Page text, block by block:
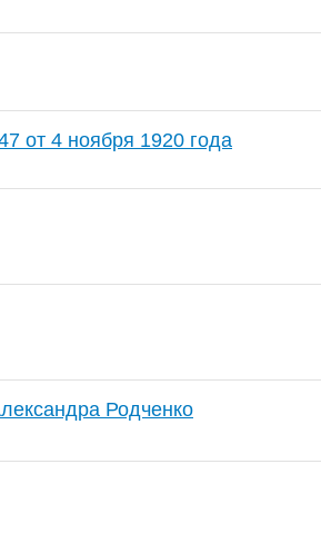
от 4 ноября 1920 года
Родченко